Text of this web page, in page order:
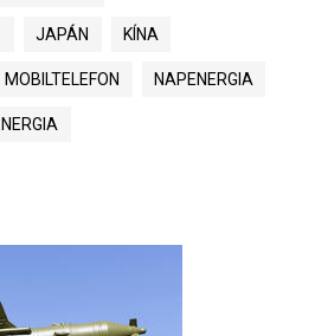
JAPÁN KÍNA
MOBILTELEFON NAPENERGIA